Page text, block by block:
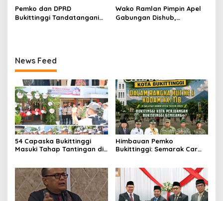
Milik Yayasan Berdasarkan
Putusan Mahkamah Agung
Nomor 2108/K/Pdt/2022
Kampus UFDK
Pemko dan DPRD
Bukittinggi Tandatangani
Wako Ramlan Pimpin Apel
Gabungan Dishub,
News Feed
54 Capaska Bukittinggi
Masuki Tahap Tantingan di
Himbauan Pemko
Bukittinggi: Semarak Car
Militer (KODAM) XX/Tuanku
Imam Bonjol